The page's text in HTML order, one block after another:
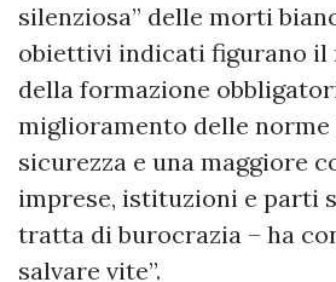
silenziosa” delle morti
obiettivi indicati figurano il
della formazione
miglioramento delle
sicurezza e una maggiore
imprese, istituzioni e parti
tratta di burocrazia – ha
salvare vite”.